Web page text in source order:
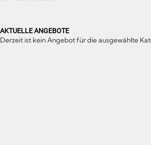
AKTUELLE ANGEBOTE
Derzeit ist kein Angebot für die ausgewählte